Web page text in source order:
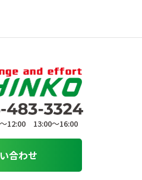
12:00 13:00〜16:00
合わせ